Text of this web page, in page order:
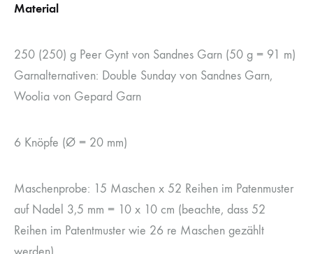
Material
250 (250) g Peer Gynt von Sandnes Garn (50 g = 91 m)
Garnalternativen: Double Sunday von Sandnes Garn,
Woolia von Gepard Garn
6 Knöpfe (Ø = 20 mm)
Maschenprobe: 15 Maschen x 52 Reihen im Patenmuster
auf Nadel 3,5 mm = 10 x 10 cm (beachte, dass 52
Reihen im Patentmuster wie 26 re Maschen gezählt